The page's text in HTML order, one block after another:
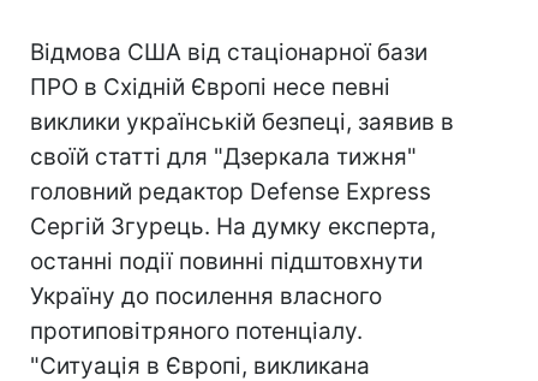
Відмова США від стаціонарної бази
ПРО в Східній Європі несе певні
виклики українській безпеці, заявив в
своїй статті для "Дзеркала тижня"
головний редактор Defense Express
Сергій Згурець. На думку експерта,
останні події повинні підштовхнути
Україну до посилення власного
протиповітряного потенціалу.
"Ситуація в Європі, викликана